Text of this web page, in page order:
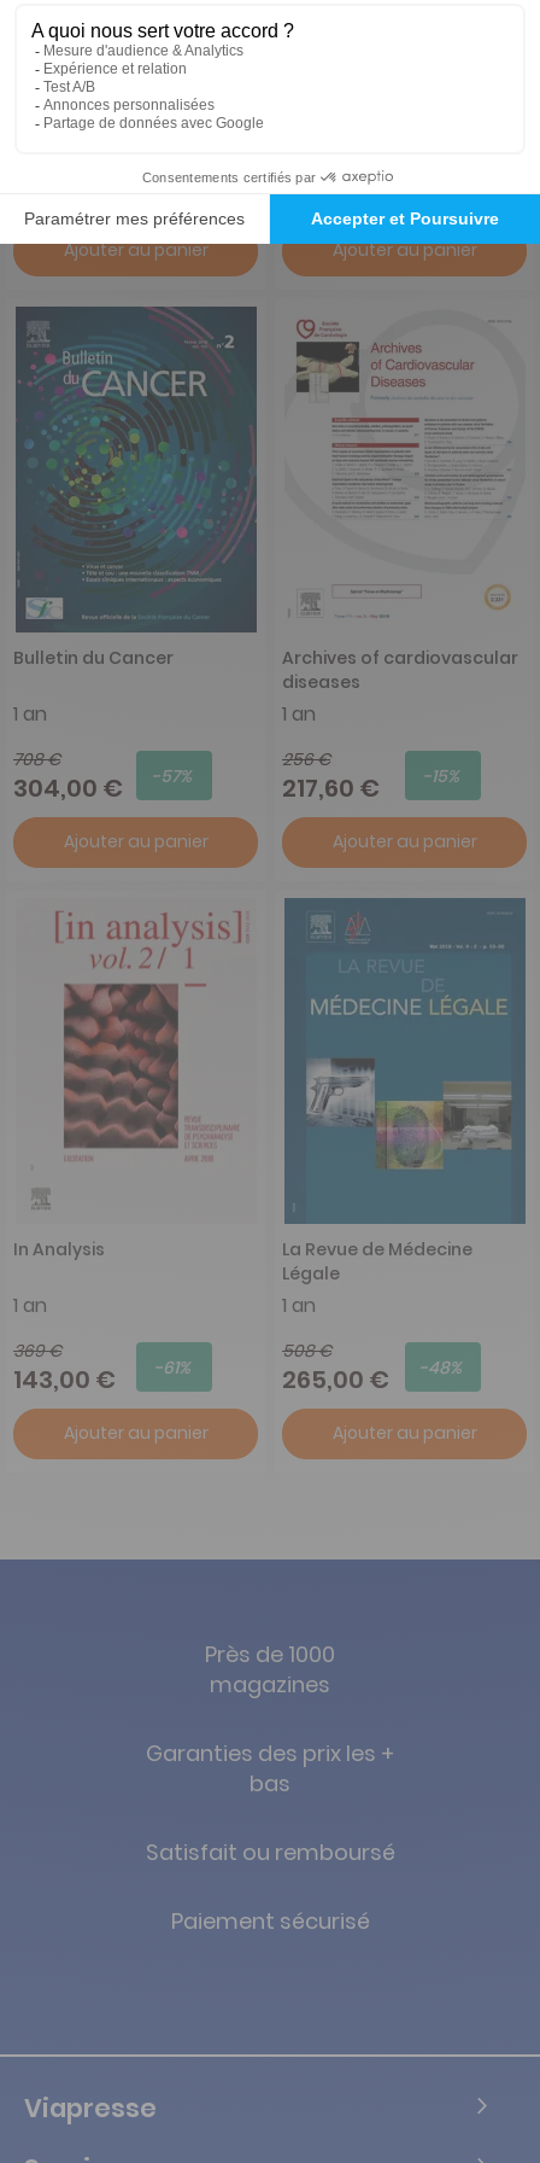
Revue vétérinaire clinique
1 an
-57%
Ajouter au panier
404 €
73,00 €
Ajouter au panier
Bulletin du Cancer
1 an
708 €
304,00 € -57%
Ajouter au panier
Archives of cardiovascular
diseases
1 an
256 €
217,60 € -15%
Ajouter au panier
In Analysis
1 an
369 €
143,00 € -61%
Ajouter au panier
La Revue de Médecine
Légale
1 an
508 €
265,00 € -48%
Ajouter au panier
Près de 1000
magazines
Garanties des prix les +
bas
Satisfait ou remboursé
Paiement sécurisé
Viapresse